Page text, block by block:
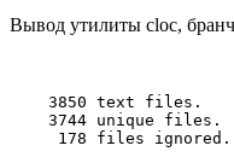
Вывод утилиты cloc, бранч
    3850 text files.
     178 files ignored.